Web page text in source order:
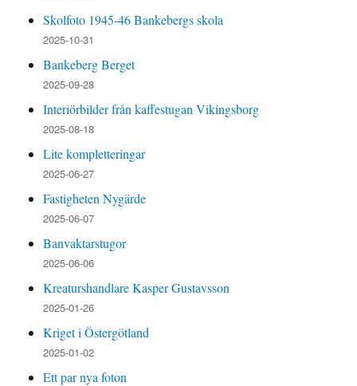
Skolfoto 1945-46 Bankebergs skola
2025-10-31
Bankeberg Berget
2025-09-28
Interiörbilder från kaffestugan Vikingsborg
2025-08-18
Lite kompletteringar
2025-06-27
Fastigheten Nygärde
2025-06-07
Banvaktarstugor
2025-06-06
Kreaturshandlare Kasper Gustavsson
2025-01-26
Kriget i Östergötland
2025-01-02
Ett par nya foton